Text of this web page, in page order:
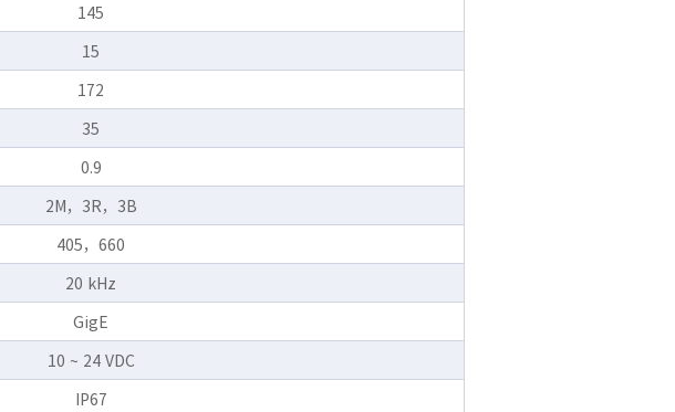
145
15
172
35
0.9
2M，3R，3B
405，660
20 kHz
GigE
10 ~ 24 VDC
IP67